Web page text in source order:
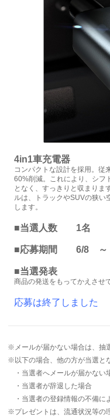
4in1車充電器
コンパクトな設計を採用。従
60%削減。これにより、シフ
となく、すっきりと収まりま
ルは、トラックやSUVの狭い
します。
■当選人数 1名
■応募期間 6/8 ～
■当選発表
商品の発送をもってかえさせ
応募は終了しました
※メールが届かない場合は、抽
※以下の場合、他の方が当選と
・当選者へメールが届かない
・当選者が辞退した場合
・当選者の登録情報の不備に
※プレゼントは、流通状況等の